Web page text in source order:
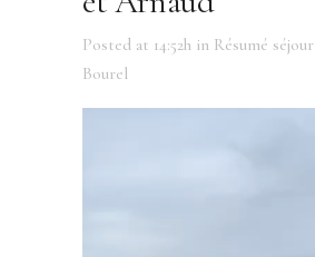
Posted at 14:52h in Résumé séjour
Bourel